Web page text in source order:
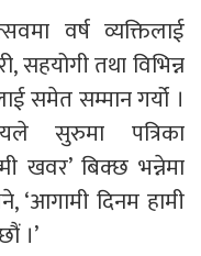
वर्ष व्यक्तिलाई
सहयोगी तथा विभिन्न
समेत सम्मान गर्यो ।
सुरुमा पत्रिका
खवर’ बिक्छ भन्नेमा
‘आगामी दिनम हामी
।’